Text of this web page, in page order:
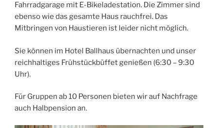
Fahrradgarage mit E-Bikeladestation. Die Zimmer sind
ebenso wie das gesamte Haus rauchfrei. Das
Mitbringen von Haustieren ist leider nicht möglich.
Sie können im Hotel Ballhaus übernachten und unser
reichhaltiges Frühstückbüffet genießen (6:30 – 9:30
Uhr).
Für Gruppen ab 10 Personen bieten wir auf Nachfrage
auch Halbpension an.